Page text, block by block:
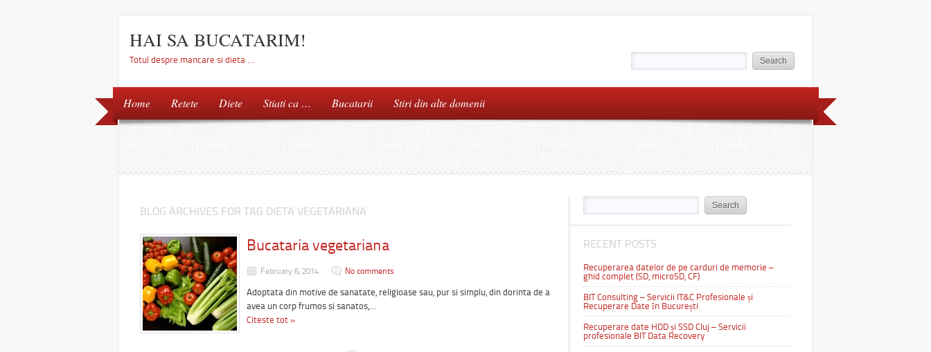
HAI SA BUCATARIM!
Totul despre mancare si dieta …
Home Retete Diete Stiati ca … Bucatarii Stiri din alte domenii
BLOG ARCHIVES FOR TAG DIETA VEGETARIANA
Bucataria vegetariana
February 6, 2014 No comments
Adoptata din motive de sanatate, religioase sau, pur si simplu, din dorinta de a
avea un corp frumos si sanatos,…
Citeste tot »
RECENT POSTS
Recuperarea datelor de pe carduri de memorie –
ghid complet (SD, microSD, CF)
BIT Consulting – Servicii IT&C Profesionale și
Recuperare Date în București
Recuperare date HDD și SSD Cluj – Servicii
profesionale BIT Data Recovery